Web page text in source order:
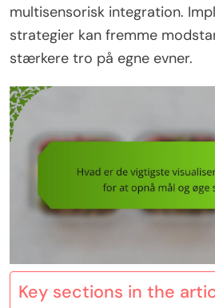
multisensorisk integration.
strategier kan fremme
stærkere tro på egne evner.
Key sections in the